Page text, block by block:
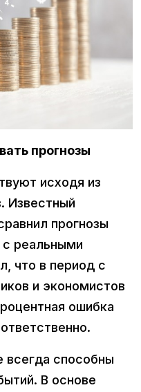
прогнозы
исходя из
Известный
прогнозы
реальными
что в период с
и экономистов
ошибка
всегда способны
В основе